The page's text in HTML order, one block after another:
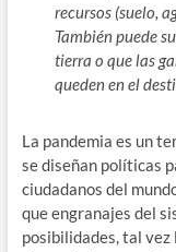
recursos (suelo,
También puede
tierra o que las
queden en el
La pandemia es un
se diseñan políticas
ciudadanos del
que engranajes del
posibilidades, tal